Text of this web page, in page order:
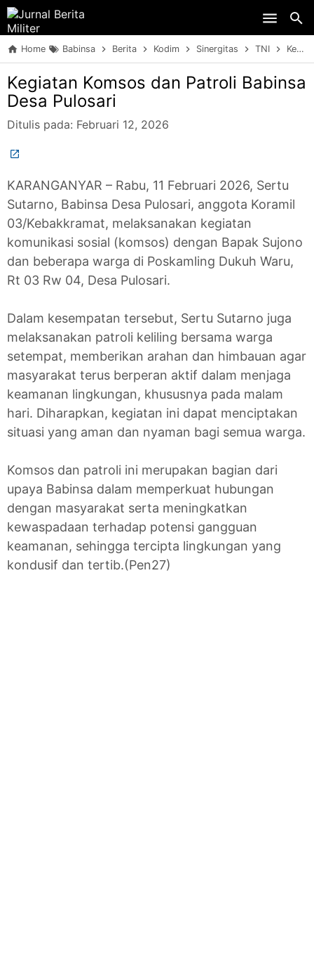
Home Babinsa Berita Kodim Sinergitas TNI Kegiatan Komsos dan Patroli Babinsa Desa Pulosari
Kegiatan Komsos dan Patroli Babinsa
Desa Pulosari
Ditulis pada: Februari 12, 2026
KARANGANYAR – Rabu, 11 Februari 2026, Sertu
Sutarno, Babinsa Desa Pulosari, anggota Koramil
03/Kebakkramat, melaksanakan kegiatan
komunikasi sosial (komsos) dengan Bapak Sujono
dan beberapa warga di Poskamling Dukuh Waru,
Rt 03 Rw 04, Desa Pulosari.
Dalam kesempatan tersebut, Sertu Sutarno juga
melaksanakan patroli keliling bersama warga
setempat, memberikan arahan dan himbauan agar
masyarakat terus berperan aktif dalam menjaga
keamanan lingkungan, khususnya pada malam
hari. Diharapkan, kegiatan ini dapat menciptakan
situasi yang aman dan nyaman bagi semua warga.
Komsos dan patroli ini merupakan bagian dari
upaya Babinsa dalam memperkuat hubungan
dengan masyarakat serta meningkatkan
kewaspadaan terhadap potensi gangguan
keamanan, sehingga tercipta lingkungan yang
kondusif dan tertib.(Pen27)